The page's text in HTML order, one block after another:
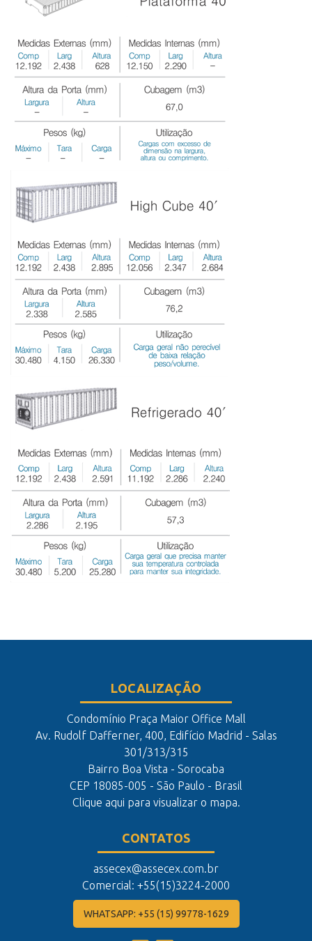
LOCALIZAÇÃO
Condomínio Praça Maior Office Mall
Av. Rudolf Dafferner, 400, Edifício Madrid - Salas
301/313/315
Bairro Boa Vista - Sorocaba
CEP 18085-005 - São Paulo - Brasil
Clique aqui para visualizar o mapa.
CONTATOS
assecex@assecex.com.br
Comercial: +55(15)3224-2000
WHATSAPP: +55 (15) 99778-1629